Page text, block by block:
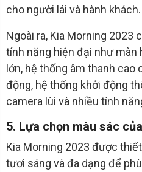
cho người lái và hành khách.
Ngoài ra, Kia Morning 2023
tính năng hiện đại như
lớn, hệ thống âm thanh cao
động, hệ thống khởi động
camera lùi và nhiều tính
5. Lựa chọn màu sác
Kia Morning 2023 được
tươi sáng và đa dạng để